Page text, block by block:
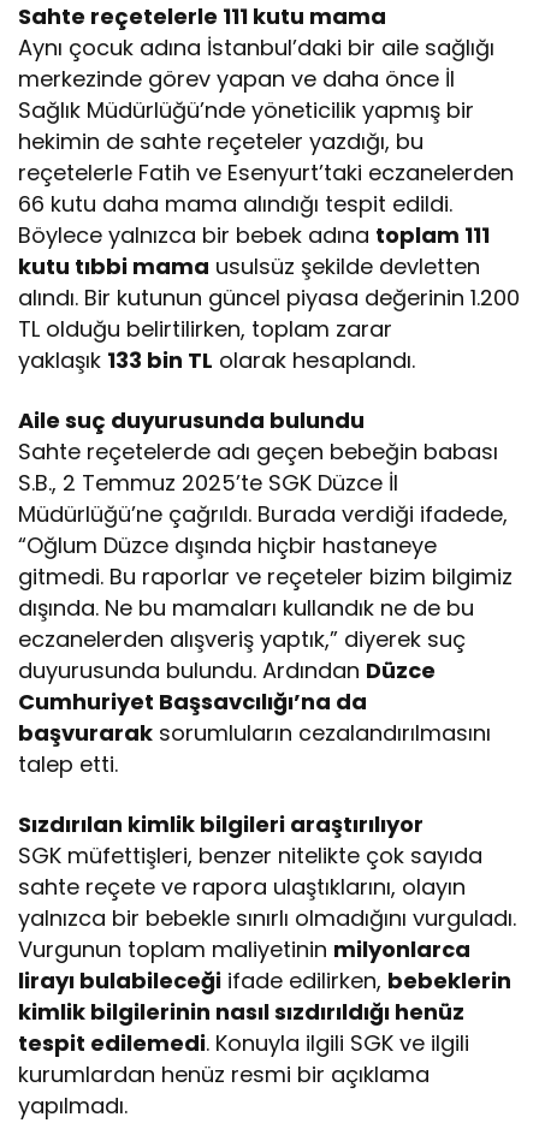
Sahte reçetelerle 111 kutu mama
Aynı çocuk adına İstanbul’daki bir aile sağlığı
merkezinde görev yapan ve daha önce İl
Sağlık Müdürlüğü’nde yöneticilik yapmış bir
hekimin de sahte reçeteler yazdığı, bu
reçetelerle Fatih ve Esenyurt’taki eczanelerden
66 kutu daha mama alındığı tespit edildi.
Böylece yalnızca bir bebek adına toplam 111
kutu tıbbi mama usulsüz şekilde devletten
alındı. Bir kutunun güncel piyasa değerinin 1.200
TL olduğu belirtilirken, toplam zarar
yaklaşık 133 bin TL olarak hesaplandı.
Aile suç duyurusunda bulundu
Sahte reçetelerde adı geçen bebeğin babası
S.B., 2 Temmuz 2025’te SGK Düzce İl
Müdürlüğü’ne çağrıldı. Burada verdiği ifadede,
“Oğlum Düzce dışında hiçbir hastaneye
gitmedi. Bu raporlar ve reçeteler bizim bilgimiz
dışında. Ne bu mamaları kullandık ne de bu
eczanelerden alışveriş yaptık,” diyerek suç
duyurusunda bulundu. Ardından Düzce
Cumhuriyet Başsavcılığı’na da
başvurarak sorumluların cezalandırılmasını
talep etti.
Sızdırılan kimlik bilgileri araştırılıyor
SGK müfettişleri, benzer nitelikte çok sayıda
sahte reçete ve rapora ulaştıklarını, olayın
yalnızca bir bebekle sınırlı olmadığını vurguladı.
Vurgunun toplam maliyetinin milyonlarca
lirayı bulabileceği ifade edilirken, bebeklerin
kimlik bilgilerinin nasıl sızdırıldığı henüz
tespit edilemedi. Konuyla ilgili SGK ve ilgili
kurumlardan henüz resmi bir açıklama
yapılmadı.